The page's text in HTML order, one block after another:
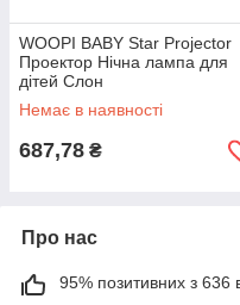
WOOPI BABY Star Projector
Проектор Нічна лампа для
дітей Слон
Немає в наявності
687,78 ₴
Про нас
95% позитивних з 636